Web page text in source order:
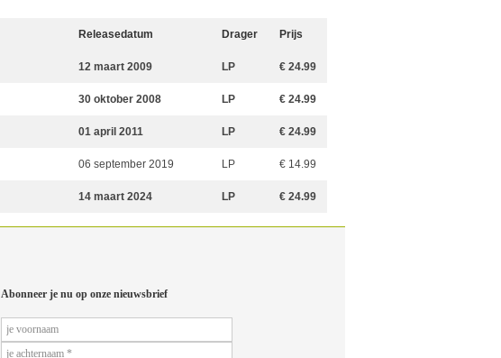
Releasedatum Drager Prijs
12 maart 2009 LP € 24.99
30 oktober 2008 LP € 24.99
01 april 2011 LP € 24.99
06 september 2019 LP € 14.99
14 maart 2024 LP € 24.99
Abonneer je nu op onze nieuwsbrief